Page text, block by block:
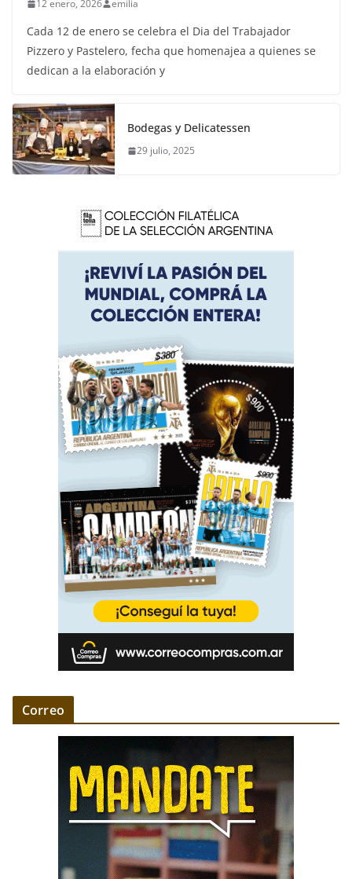
12 enero, 2026 emilia
Cada 12 de enero se celebra el Dia del Trabajador
Pizzero y Pastelero, fecha que homenajea a quienes se
dedican a la elaboración y
Bodegas y Delicatessen
29 julio, 2025
Correo